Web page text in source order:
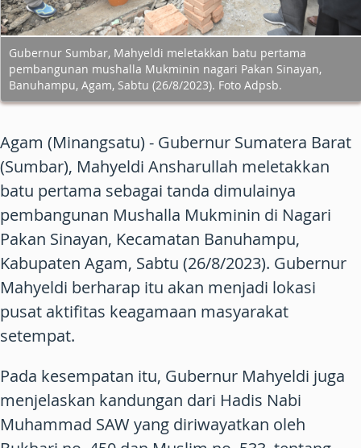
Gubernur Sumbar, Mahyeldi meletakkan batu pertama
pembangunan mushalla Mukminin nagari Pakan Sinayan,
Banuhampu, Agam, Sabtu (26/8/2023). Foto Adpsb.
Agam (Minangsatu) - Gubernur Sumatera Barat
(Sumbar), Mahyeldi Ansharullah meletakkan
batu pertama sebagai tanda dimulainya
pembangunan Mushalla Mukminin di Nagari
Pakan Sinayan, Kecamatan Banuhampu,
Kabupaten Agam, Sabtu (26/8/2023). Gubernur
Mahyeldi berharap itu akan menjadi lokasi
pusat aktifitas keagamaan masyarakat
setempat.
Pada kesempatan itu, Gubernur Mahyeldi juga
menjelaskan kandungan dari Hadis Nabi
Muhammad SAW yang diriwayatkan oleh